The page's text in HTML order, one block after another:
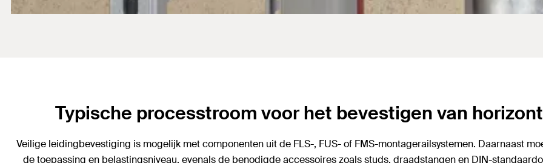
Typische processtroom voor het bevestigen van
Veilige leidingbevestiging is mogelijk met componenten uit de FLS-, FUS- of FMS-montagerailsystemen. Daarnaast
de toepassing en belastingsniveau, evenals de benodigde accessoires zoals studs, draadstangen en DIN-